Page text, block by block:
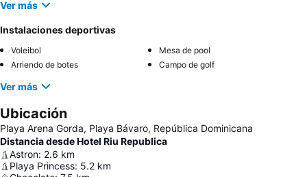
Ver más
Instalaciones deportivas
Voleibol
Mesa de pool
Arriendo de botes
Campo de golf
Ver más
Ubicación
Playa Arena Gorda, Playa Bávaro, República Dominicana
Distancia desde Hotel Riu Republica
Astron: 2.6 km
Playa Princess: 5.2 km